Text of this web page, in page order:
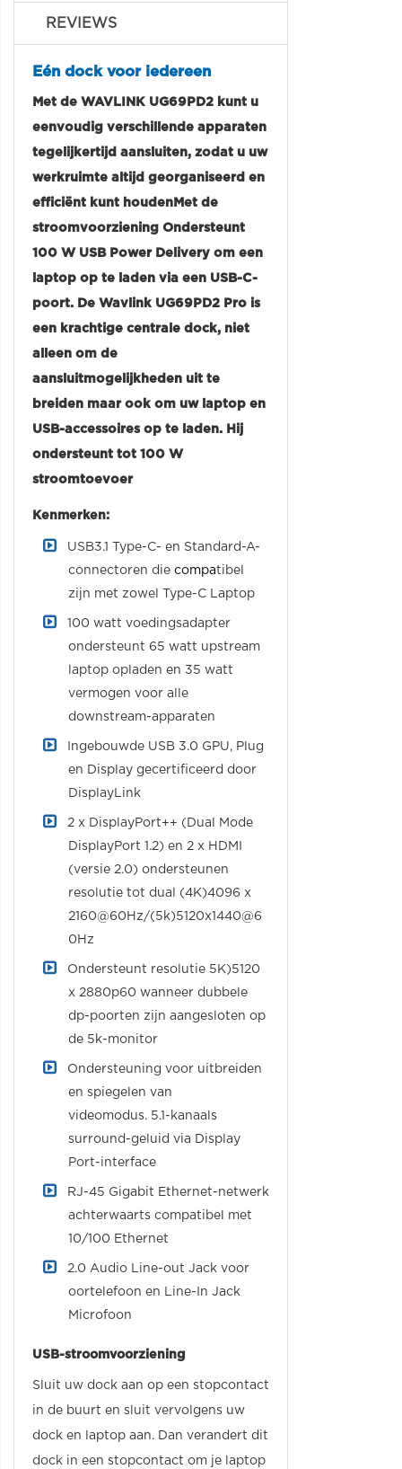
REVIEWS
Eén dock voor iedereen
Met de WAVLINK UG69PD2 kunt u
eenvoudig verschillende apparaten
tegelijkertijd aansluiten, zodat u uw
werkruimte altijd georganiseerd en
efficiënt kunt houdenMet de
stroomvoorziening Ondersteunt
100 W USB Power Delivery om een
laptop op te laden via een USB-C-
poort. De Wavlink UG69PD2 Pro is
een krachtige centrale dock, niet
alleen om de
aansluitmogelijkheden uit te
breiden maar ook om uw laptop en
USB-accessoires op te laden. Hij
ondersteunt tot 100 W
stroomtoevoer
Kenmerken:
USB3.1 Type-C- en Standard-A-
connectoren die compatibel
zijn met zowel Type-C Laptop
100 watt voedingsadapter
ondersteunt 65 watt upstream
laptop opladen en 35 watt
vermogen voor alle
downstream-apparaten
Ingebouwde USB 3.0 GPU, Plug
en Display gecertificeerd door
DisplayLink
2 x DisplayPort++ (Dual Mode
DisplayPort 1.2) en 2 x HDMI
(versie 2.0) ondersteunen
resolutie tot dual (4K)4096 x
2160@60Hz/(5k)5120x1440@6
0Hz
Ondersteunt resolutie 5K)5120
x 2880p60 wanneer dubbele
dp-poorten zijn aangesloten op
de 5k-monitor
Ondersteuning voor uitbreiden
en spiegelen van
videomodus. 5.1-kanaals
surround-geluid via Display
Port-interface
RJ-45 Gigabit Ethernet-netwerk
achterwaarts compatibel met
10/100 Ethernet
2.0 Audio Line-out Jack voor
oortelefoon en Line-In Jack
Microfoon
USB-stroomvoorziening
Sluit uw dock aan op een stopcontact
in de buurt en sluit vervolgens uw
dock en laptop aan. Dan verandert dit
dock in een stopcontact om je laptop